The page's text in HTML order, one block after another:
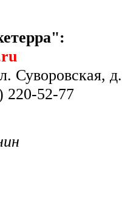
Суворовская,
220-52-77